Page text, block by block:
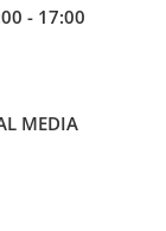
- 17:00
MEDIA